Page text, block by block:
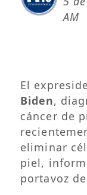
AM
El
Biden,
cáncer de
eliminar
piel,
portavoz